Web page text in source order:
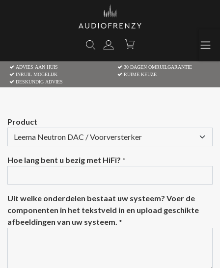
ADVIES AAN HUIS
30 DAGEN OMRUILGARANTIE
INRUIL MOGELIJK
RUIME KEUZE
DESKUNDIG ADVIES
Product
Hoe lang bent u bezig met HiFi? *
Uit welke onderdelen bestaat uw systeem? Voer de
componenten in het tekstveld in en upload geschikte
afbeeldingen van uw systeem. *